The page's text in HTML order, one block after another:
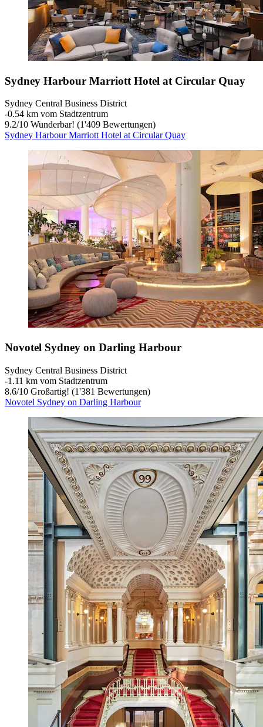
Sydney Harbour Marriott Hotel at Circular Quay
Sydney Central Business District
‐0.54 km vom Stadtzentrum
9.2/10 Wunderbar! (1'409 Bewertungen)
Sydney Harbour Marriott Hotel at Circular Quay
Novotel Sydney on Darling Harbour
Sydney Central Business District
‐1.11 km vom Stadtzentrum
8.6/10 Großartig! (1'381 Bewertungen)
Novotel Sydney on Darling Harbour